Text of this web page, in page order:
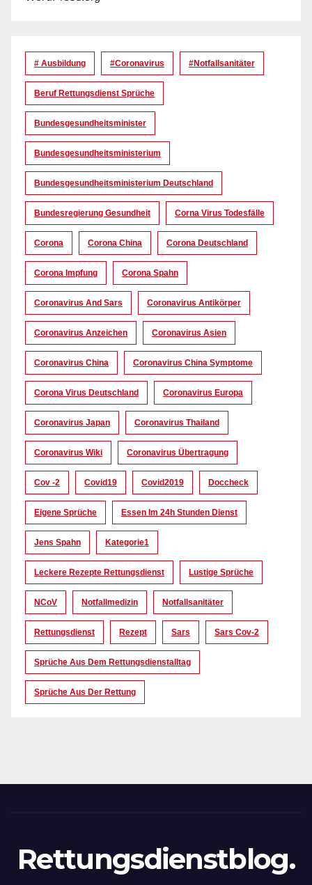
# Ausbildung #coronavirus #Notfallsanitäter
Beruf Rettungsdienst Sprüche
Bundesgesundheitsminister
Bundesgesundheitsministerium
Bundesgesundheitsministerium Deutschland
Bundesregierung Gesundheit Corna Virus Todesfälle
Corona Corona China Corona Deutschland
Corona Impfung Corona Spahn
Coronavirus And Sars Coronavirus Antikörper
Coronavirus Anzeichen Coronavirus Asien
Coronavirus China Coronavirus China Symptome
Corona Virus Deutschland Coronavirus Europa
Coronavirus Japan Coronavirus Thailand
Coronavirus Wiki Coronavirus Übertragung
Cov -2 Covid19 Covid2019 Doccheck
Eigene Sprüche Essen Im 24h Stunden Dienst
Jens Spahn Kategorie1
Leckere Rezepte Rettungsdienst Lustige Sprüche
NCoV Notfallmedizin Notfallsanitäter
Rettungsdienst Rezept Sars Sars Cov-2
Sprüche Aus Dem Rettungsdienstalltag
Sprüche Aus Der Rettung
Rettungsdienstblog.